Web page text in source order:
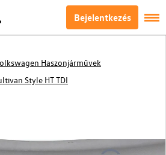
Bejelentkezés
Haszonjárművek
Style HT TDI